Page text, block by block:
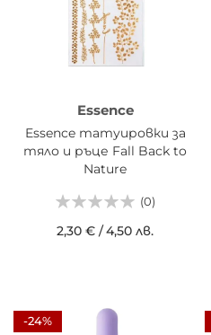
Essence
Essence татуировки за
тяло и ръце Fall Back to
Nature
(0)
2,30 € /4,50 лв.
-24%